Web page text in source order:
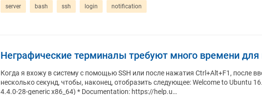
server bash ssh login notification
Неграфические терминалы требуют много времени для
Когда я вхожу в систему с помощью SSH или после нажатия Ctrl+Alt+F1, после
несколько секунд, чтобы, наконец, отобразить следующее: Welcome to Ubuntu
4.4.0-28-generic x86_64) * Documentation: https://help.u…